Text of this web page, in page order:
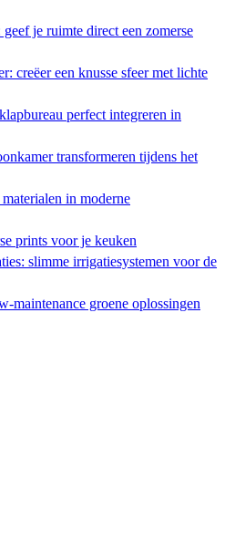
je ruimte direct een zomerse
creëer een knusse sfeer met lichte
perfect integreren in
transformeren tijdens het
in moderne
prints voor je keuken
slimme irrigatiesystemen voor de
maintenance groene oplossingen